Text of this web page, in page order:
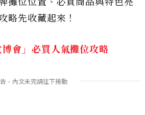
略先收藏起來！
會」必買人氣攤位攻略